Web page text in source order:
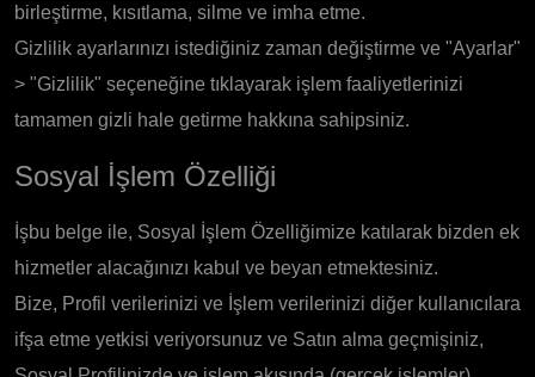
birleştirme, kısıtlama, silme ve imha etme.
Gizlilik ayarlarınızı istediğiniz zaman değiştirme ve "Ayarlar"
> "Gizlilik" seçeneğine tıklayarak işlem faaliyetlerinizi
tamamen gizli hale getirme hakkına sahipsiniz.
Sosyal İşlem Özelliği
İşbu belge ile, Sosyal İşlem Özelliğimize katılarak bizden ek
hizmetler alacağınızı kabul ve beyan etmektesiniz.
Bize, Profil verilerinizi ve İşlem verilerinizi diğer kullanıcılara
ifşa etme yetkisi veriyorsunuz ve Satın alma geçmişiniz,